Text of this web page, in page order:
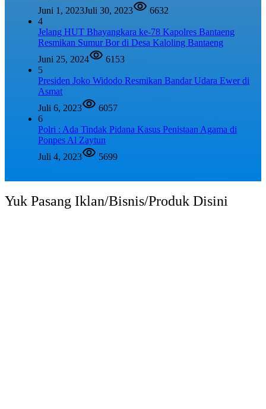
Juni 1, 2023Juli 30, 2023
6632
4
Jelang HUT Bhayangkara ke-78 Kapolres Bantaeng
Resmikan Sumur Bor di Desa Kaloling Bantaeng
Juni 25, 2024
6153
5
Presiden Joko Widodo Resmikan Bandar Udara Ewer di
Asmat
Juli 6, 2023
6057
6
Polri : Ada Tindak Pidana Kasus Penistaan Agama di
Ponpes Al Zaytun
Juli 4, 2023
5699
Yuk Pasang Iklan/Bisnis/Produk Disini